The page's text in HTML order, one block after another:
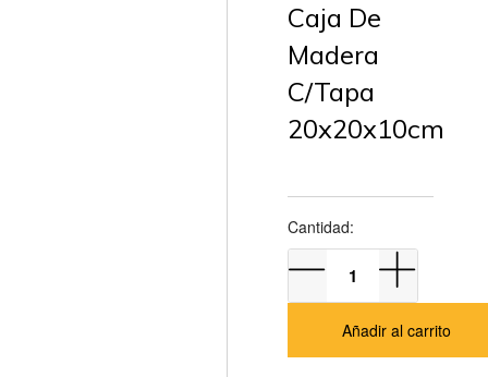
Caja De
Madera
C/Tapa
20x20x10cm
Cantidad:
Añadir al carrito